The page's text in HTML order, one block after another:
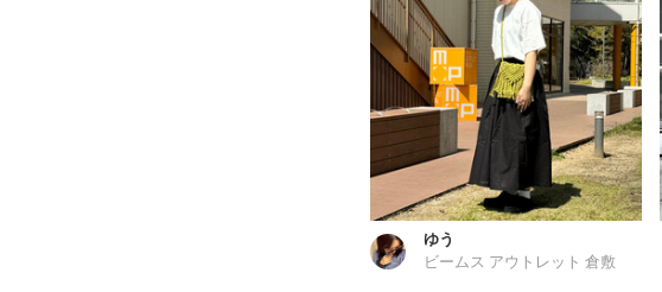
ゆう
ビームス アウトレット 倉敷